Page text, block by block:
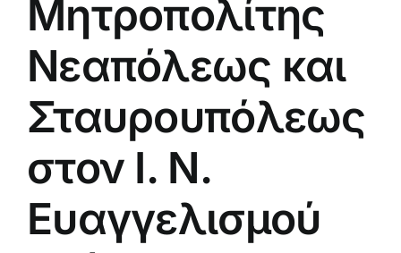
Μητροπολίτης
Νεαπόλεως και
Σταυρουπόλεως
στον Ι. Ν.
Ευαγγελισμού